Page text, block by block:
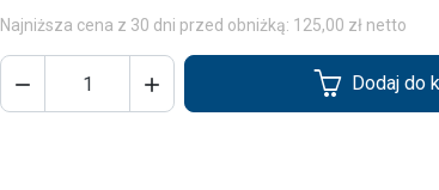
Najniższa cena z 30 dni przed obniżką: 125,00 zł netto
  Dodaj do